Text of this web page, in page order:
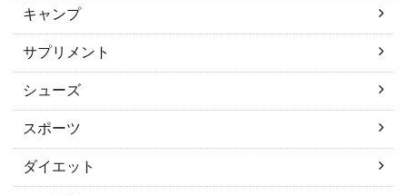
キャンプ
サプリメント
シューズ
スポーツ
ダイエット